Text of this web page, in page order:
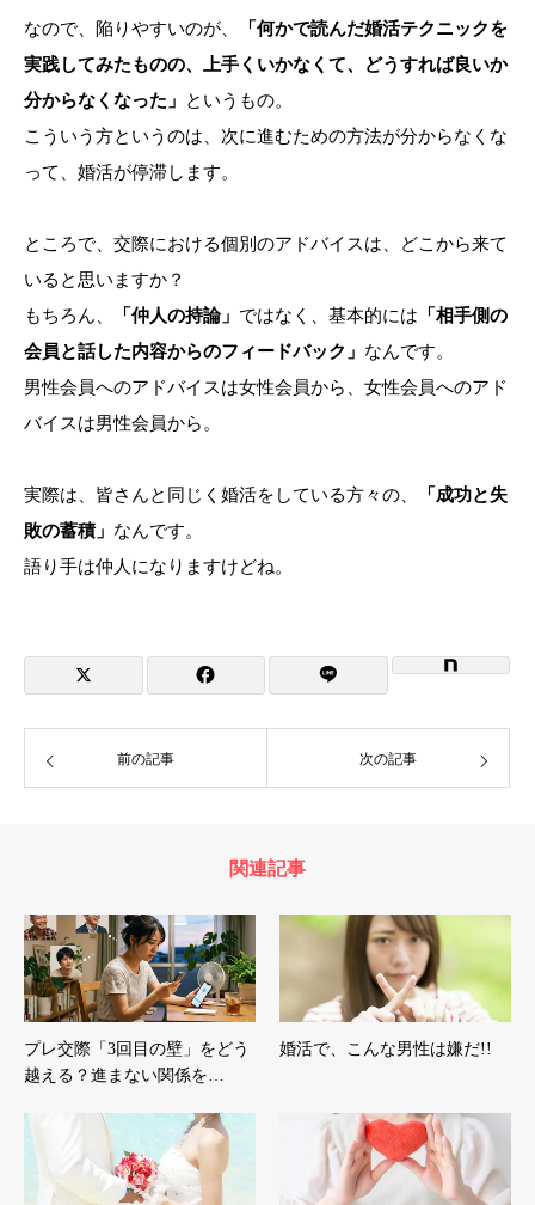
なので、陥りやすいのが、
「何かで読んだ婚活テクニックを
実践してみたものの、上手くいかなくて、どうすれば良いか
分からなくなった」 というもの。
こういう方というのは、次に進むための方法が分からなくな
って、婚活が停滞します。
ところで、交際における個別のアドバイスは、どこから来て
いると思いますか？
もちろん、
「仲人の持論」 ではなく、基本的には 「相手側の
会員と話した内容からのフィードバック」 なんです。
男性会員へのアドバイスは女性会員から、女性会員へのアド
バイスは男性会員から。
実際は、皆さんと同じく婚活をしている方々の、
「成功と失
敗の蓄積」 なんです。
語り手は仲人になりますけどね。
前の記事 次の記事
関連記事
プレ交際「3回目の壁」をどう
越える？進まない関係を…
婚活で、こんな男性は嫌だ!!